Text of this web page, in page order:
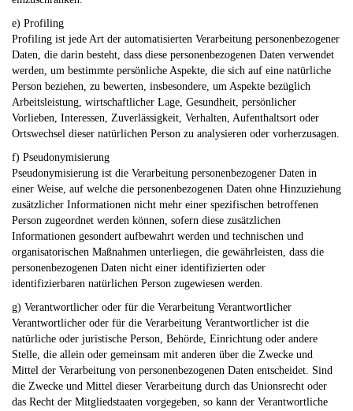
e) Profiling
Profiling ist jede Art der automatisierten Verarbeitung personenbezogener
Daten, die darin besteht, dass diese personenbezogenen Daten verwendet
werden, um bestimmte persönliche Aspekte, die sich auf eine natürliche
Person beziehen, zu bewerten, insbesondere, um Aspekte bezüglich
Arbeitsleistung, wirtschaftlicher Lage, Gesundheit, persönlicher
Vorlieben, Interessen, Zuverlässigkeit, Verhalten, Aufenthaltsort oder
Ortswechsel dieser natürlichen Person zu analysieren oder vorherzusagen.
f) Pseudonymisierung
Pseudonymisierung ist die Verarbeitung personenbezogener Daten in
einer Weise, auf welche die personenbezogenen Daten ohne Hinzuziehung
zusätzlicher Informationen nicht mehr einer spezifischen betroffenen
Person zugeordnet werden können, sofern diese zusätzlichen
Informationen gesondert aufbewahrt werden und technischen und
organisatorischen Maßnahmen unterliegen, die gewährleisten, dass die
personenbezogenen Daten nicht einer identifizierten oder
identifizierbaren natürlichen Person zugewiesen werden.
g) Verantwortlicher oder für die Verarbeitung Verantwortlicher
Verantwortlicher oder für die Verarbeitung Verantwortlicher ist die
natürliche oder juristische Person, Behörde, Einrichtung oder andere
Stelle, die allein oder gemeinsam mit anderen über die Zwecke und
Mittel der Verarbeitung von personenbezogenen Daten entscheidet. Sind
die Zwecke und Mittel dieser Verarbeitung durch das Unionsrecht oder
das Recht der Mitgliedstaaten vorgegeben, so kann der Verantwortliche